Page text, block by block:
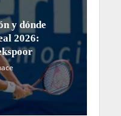
y dónde
2026: